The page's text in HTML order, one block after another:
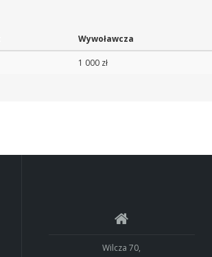
Wywoławcza
1 000 zł
Wilcza 70,